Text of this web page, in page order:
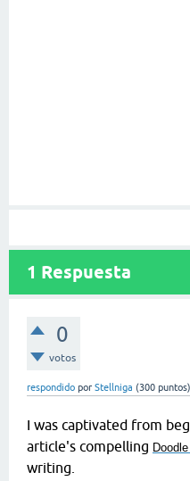
1 Respuesta
0
votos
respondido por Stellniga (300 puntos)
I was captivated from
article's compelling
writing.